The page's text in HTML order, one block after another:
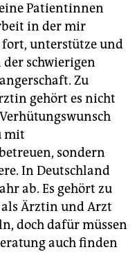
Patientinnen
in der mir
unterstütze und
schwierigen
Zu
gehört es nicht
mit
sondern
In Deutschland
ab. Es gehört zu
als Ärztin und Arzt
doch dafür müssen
auch finden